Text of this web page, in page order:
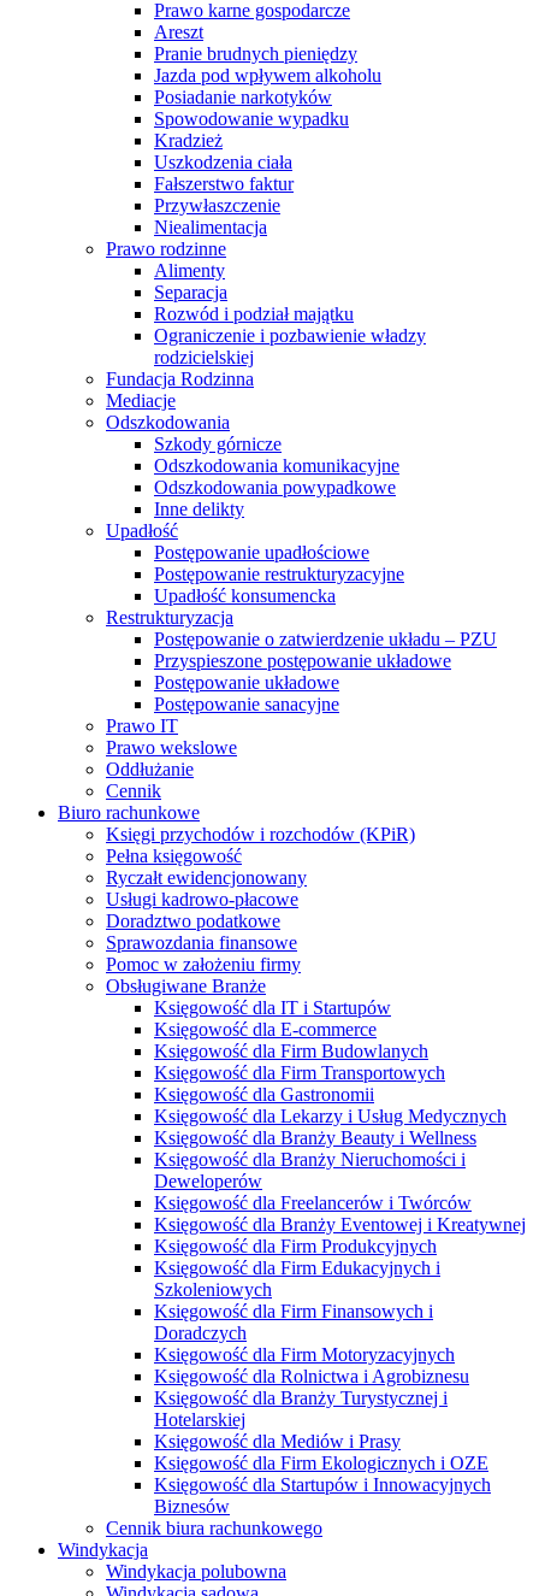
Prawo karne gospodarcze
Areszt
Pranie brudnych pieniędzy
Jazda pod wpływem alkoholu
Posiadanie narkotyków
Spowodowanie wypadku
Kradzież
Uszkodzenia ciała
Fałszerstwo faktur
Przywłaszczenie
Niealimentacja
Prawo rodzinne
Alimenty
Separacja
Rozwód i podział majątku
Ograniczenie i pozbawienie władzy
rodzicielskiej
Fundacja Rodzinna
Mediacje
Odszkodowania
Szkody górnicze
Odszkodowania komunikacyjne
Odszkodowania powypadkowe
Inne delikty
Upadłość
Postępowanie upadłościowe
Postępowanie restrukturyzacyjne
Upadłość konsumencka
Restrukturyzacja
Postępowanie o zatwierdzenie układu – PZU
Przyspieszone postępowanie układowe
Postępowanie układowe
Postępowanie sanacyjne
Prawo IT
Prawo wekslowe
Oddłużanie
Cennik
Biuro rachunkowe
Księgi przychodów i rozchodów (KPiR)
Pełna księgowość
Ryczałt ewidencjonowany
Usługi kadrowo-płacowe
Doradztwo podatkowe
Sprawozdania finansowe
Pomoc w założeniu firmy
Obsługiwane Branże
Księgowość dla IT i Startupów
Księgowość dla E-commerce
Księgowość dla Firm Budowlanych
Księgowość dla Firm Transportowych
Księgowość dla Gastronomii
Księgowość dla Lekarzy i Usług Medycznych
Księgowość dla Branży Beauty i Wellness
Księgowość dla Branży Nieruchomości i
Deweloperów
Księgowość dla Freelancerów i Twórców
Księgowość dla Branży Eventowej i Kreatywnej
Księgowość dla Firm Produkcyjnych
Księgowość dla Firm Edukacyjnych i
Szkoleniowych
Księgowość dla Firm Finansowych i
Doradczych
Księgowość dla Firm Motoryzacyjnych
Księgowość dla Rolnictwa i Agrobiznesu
Księgowość dla Branży Turystycznej i
Hotelarskiej
Księgowość dla Mediów i Prasy
Księgowość dla Firm Ekologicznych i OZE
Księgowość dla Startupów i Innowacyjnych
Biznesów
Cennik biura rachunkowego
Windykacja
Windykacja polubowna